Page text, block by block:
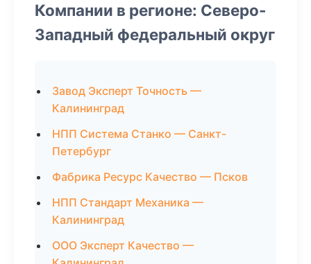
Компании в регионе: Северо-
Западный федеральный округ
Завод Эксперт Точность —
Калининград
НПП Система Станко — Санкт-
Петербург
Фабрика Ресурс Качество — Псков
НПП Стандарт Механика —
Калининград
ООО Эксперт Качество —